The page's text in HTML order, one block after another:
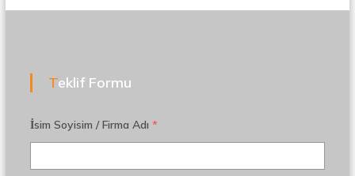
Teklif Formu
İsim Soyisim / Firma Adı *